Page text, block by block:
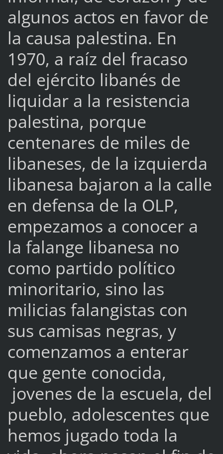
algunos actos en favor de
la causa palestina. En
1970, a raíz del fracaso
del ejército libanés de
liquidar a la resistencia
palestina, porque
centenares de miles de
libaneses, de la izquierda
libanesa bajaron a la calle
en defensa de la OLP,
empezamos a conocer a
la falange libanesa no
como partido político
minoritario, sino las
milicias falangistas con
sus camisas negras, y
comenzamos a enterar
que gente conocida,
jovenes de la escuela, del
pueblo, adolescentes que
hemos jugado toda la